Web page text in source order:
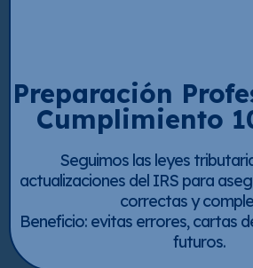
Preparación
Cumplimiento
Seguimos las leyes
actualizaciones del IRS para
correctas y
Beneficio: evitas errores, cartas
futuros.